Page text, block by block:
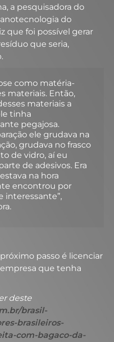
a pesquisadora do
do
que foi possível gerar
que seria,
como matéria-
materiais. Então,
materiais a
tinha
pegajosa.
ele grudava na
grudava no frasco
de vidro, aí eu
de adesivos. Era
na hora
encontrou por
interessante”,
passo é licenciar
que tenha
deste
brasil-
brasileiros-
com-bagaco-da-